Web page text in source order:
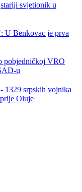
svjetionik u
Benkovac je prva
pobjedničkoj VRO
u
1329 srpskih vojnika
Oluje